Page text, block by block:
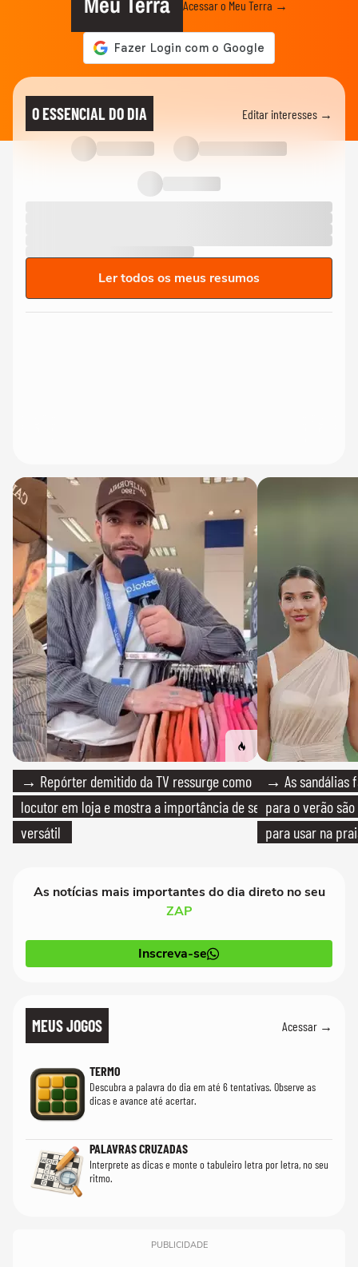
Acessar o Meu Terra →
O ESSENCIAL DO DIA Editar interesses →
Ler todos os meus resumos
→ Repórter demitido da TV ressurge como
locutor em loja e mostra a importância de ser
versátil
→ As sandálias
para o verão
para usar na
As notícias mais importantes do dia direto no seu
ZAP
Inscreva-se
MEUS JOGOS Acessar →
TERMO
Descubra a palavra do dia em até 6 tentativas. Observe as
dicas e avance até acertar.
PALAVRAS CRUZADAS
Interprete as dicas e monte o tabuleiro letra por letra, no seu
ritmo.
PUBLICIDADE